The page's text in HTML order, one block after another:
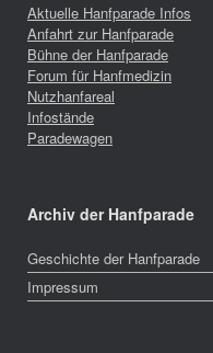
Aktuelle Hanfparade Infos
Anfahrt zur Hanfparade
Bühne der Hanfparade
Forum für Hanfmedizin
Nutzhanfareal
Infostände
Paradewagen
Archiv der Hanfparade
Geschichte der Hanfparade
Impressum